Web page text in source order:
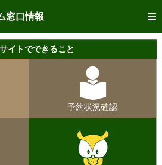
窓口情報
イトでできること
予約状況確認